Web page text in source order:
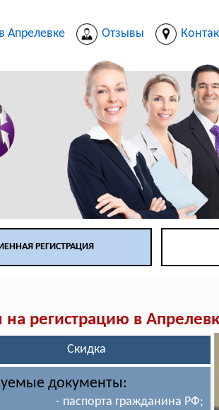
Апрелевке Отзывы
РЕГИСТРАЦИЯ
регистрацию в
Скидка
документы:
- паспорта гражданина РФ;